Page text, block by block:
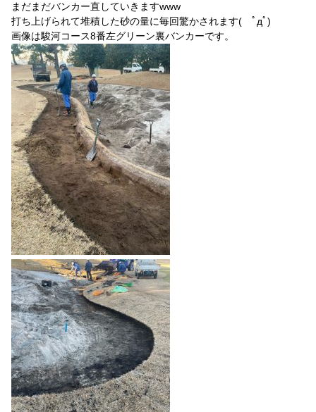
まだまだバンカー直していきますwww
打ち上げられて堆積した砂の量に毎回驚かされます( ﾟдﾟ)
画像は駿河コース8番左グリーン裏バンカーです。